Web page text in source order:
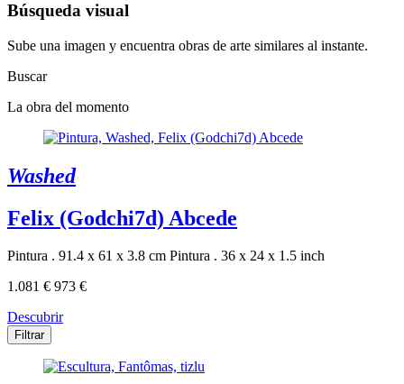
Búsqueda visual
Sube una imagen y encuentra obras de arte similares al instante.
Buscar
La obra del momento
Washed
Felix (Godchi7d) Abcede
Pintura . 91.4 x 61 x 3.8 cm Pintura . 36 x 24 x 1.5 inch
1.081 € 973 €
Descubrir
Filtrar